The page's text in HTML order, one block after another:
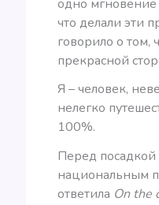
одно мгновение
что делали эти
говорило о том,
прекрасной
Я – человек,
нелегко
100%.
Перед
национальным
ответила On the